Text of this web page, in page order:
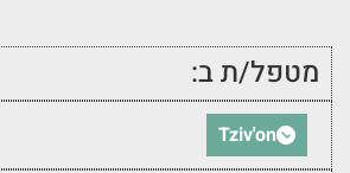
מטפל/ת ב:
Tziv'on